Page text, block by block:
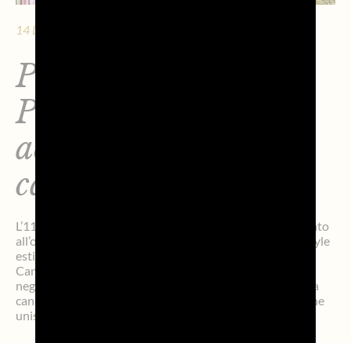
14 LUGLIO 2026 - 5 MIN. DI LETTURA
Picnic Rosé 2026:
Prosecco DOC
accompagna l’estate
canadese
L’11 luglio 2026 il Consorzio Prosecco DOC ha partecipato
all’ottava edizione del Rosé Picnic, uno degli eventi lifestyle
estivi più esclusivi e attesi di Toronto, ospitato presso il
Canadian Film Centre (CFC). Nato nel 2017 e diventato
negli anni un appuntamento di riferimento nel panorama
canadese, il Rosé Picnic propone un format immersivo che
unisce […]